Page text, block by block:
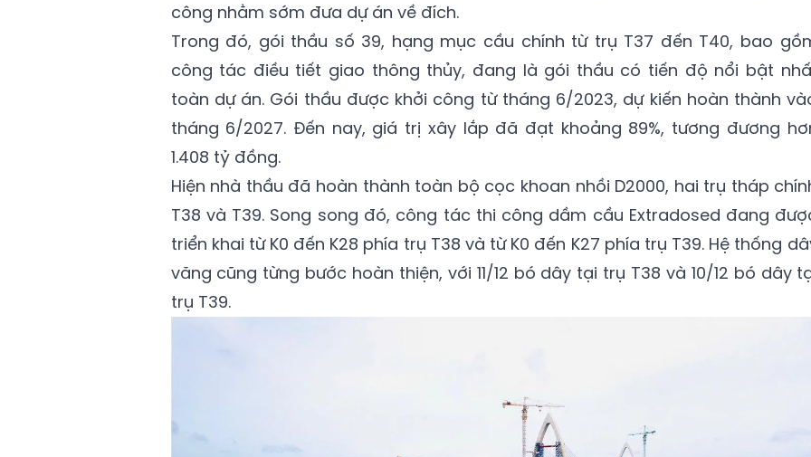
công nhằm sớm đưa dự án về đích.
Trong đó, gói thầu số 39, hạng mục cầu chính từ trụ T37 đến T40, bao
công tác điều tiết giao thông thủy, đang là gói thầu có tiến độ nổi bật
toàn dự án. Gói thầu được khởi công từ tháng 6/2023, dự kiến hoàn thành
tháng 6/2027. Đến nay, giá trị xây lắp đã đạt khoảng 89%, tương đương
1.408 tỷ đồng.
Hiện nhà thầu đã hoàn thành toàn bộ cọc khoan nhồi D2000, hai trụ tháp
T38 và T39. Song song đó, công tác thi công dầm cầu Extradosed đang
triển khai từ K0 đến K28 phía trụ T38 và từ K0 đến K27 phía trụ T39. Hệ thống
văng cũng từng bước hoàn thiện, với 11/12 bó dây tại trụ T38 và 10/12 bó dây
trụ T39.